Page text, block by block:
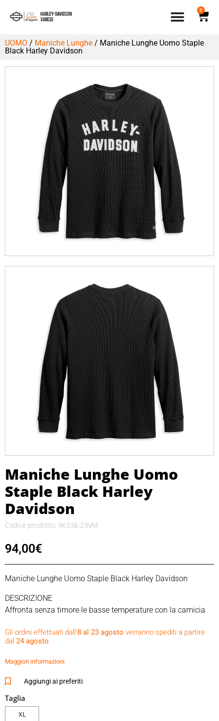
0
UOMO / Maniche Lunghe / Maniche Lunghe Uomo Staple
Black Harley Davidson
Maniche Lunghe Uomo
Staple Black Harley
Davidson
Codice prodotto: 96338-23VM
94,00€
Maniche Lunghe Uomo Staple Black Harley Davidson
DESCRIZIONE
Affronta senza timore le basse temperature con la camicia
sotto abbigliamento più pesante, questa camicia è realizzata
in tessuto termico misto a nido d’ape cotone/poliestere. Le
grafiche ad alto contrasto richiamano lo stile delle maglie da
il restringimento.
poliestere, per ridurre al minimo i restringimenti.
Dettagli del modello:
Gli ordini effettuati dall’8 al 23 agosto verranno spediti a partire
dal 24 agosto
Maggiori informazioni
Aggiungi ai preferiti
Taglia
XL